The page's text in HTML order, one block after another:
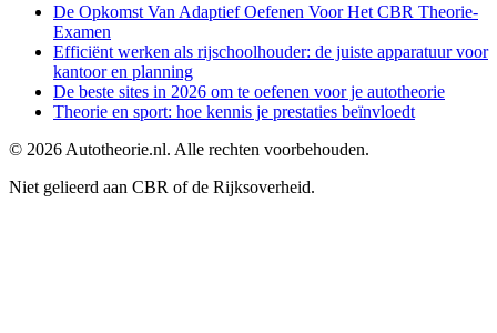
De Opkomst Van Adaptief Oefenen Voor Het CBR Theorie-
Examen
Efficiënt werken als rijschoolhouder: de juiste apparatuur voor
kantoor en planning
De beste sites in 2026 om te oefenen voor je autotheorie
Theorie en sport: hoe kennis je prestaties beïnvloedt
© 2026 Autotheorie.nl. Alle rechten voorbehouden.
Niet gelieerd aan CBR of de Rijksoverheid.